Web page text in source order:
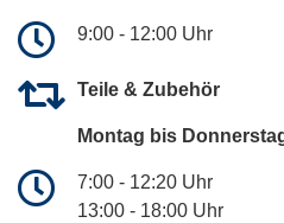
9:00 - 12:00 Uhr
Teile & Zubehör
Montag bis
7:00 - 12:20 Uhr
13:00 - 18:00 Uhr